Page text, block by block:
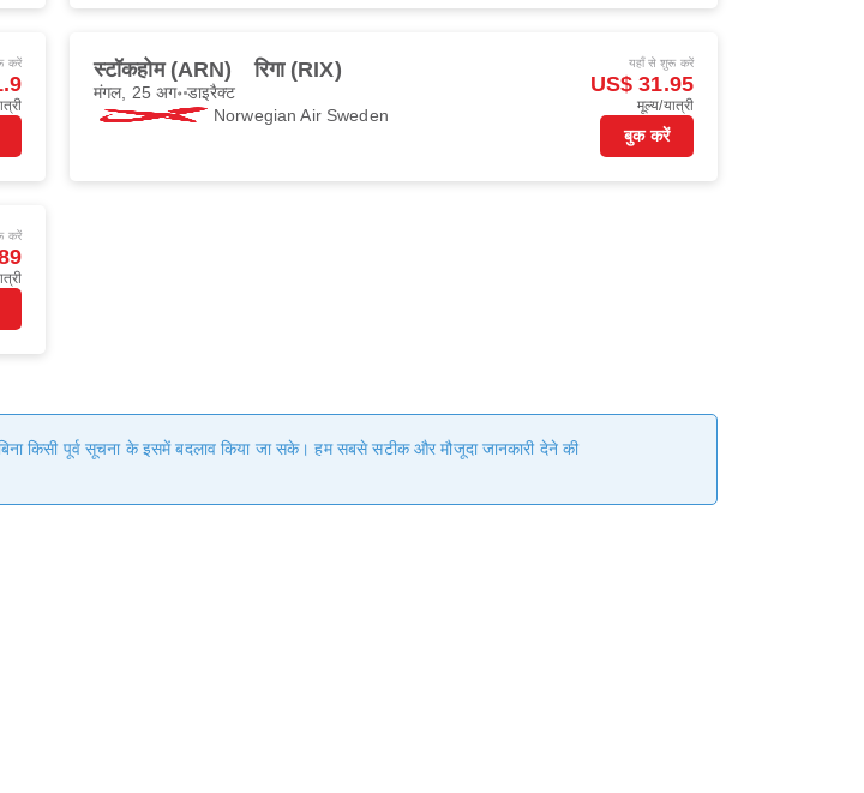
करें स्टॉकहोम (ARN) रिगा (RIX)
मंगल, 25 अग॰ डाइरैक्ट
Norwegian Air Sweden
यहाँ से शुरू करें
US$ 31.95
मूल्य/यात्री
बुक करें
करें
किसी पूर्व सूचना के इसमें बदलाव किया जा सके। हम सबसे सटीक और मौजूदा जानकारी देने की